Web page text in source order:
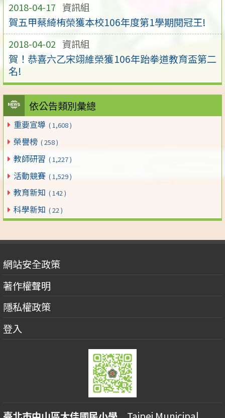
2018-04-17 資訊組
賀五甲蔡綺栯榮獲本校106年度第1學期閱冠王!
2018-04-02 資訊組
賀！恭喜六乙宋翊維榮獲106年跆拳道教育盃第二
名!
依公告類別彙總
重要宣導 ( 1,608 )
榮譽榜 ( 258 )
教師研習 ( 1,227 )
活動競賽 ( 1,529 )
教育新知 ( 142 )
科學新知 ( 22 )
網站安全政策
著作權聲明
隱私權政策
登入